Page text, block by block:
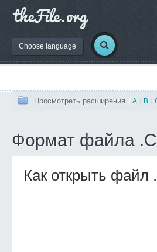
Choose language
Просмотреть расширения A B
Формат файла
Как открыть файл